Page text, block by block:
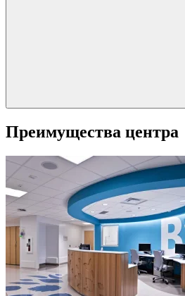
Преимущества центра